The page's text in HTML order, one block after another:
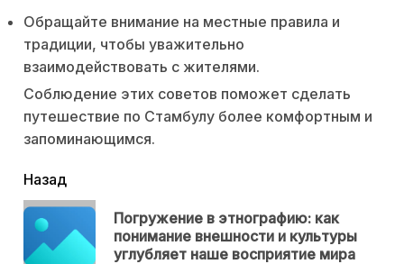
Обращайте внимание на местные правила и
традиции, чтобы уважительно
взаимодействовать с жителями.
Соблюдение этих советов поможет сделать
путешествие по Стамбулу более комфортным и
запоминающимся.
читать
еще
Назад
Погружение в этнографию: как
понимание внешности и культуры
углубляет наше восприятие мира